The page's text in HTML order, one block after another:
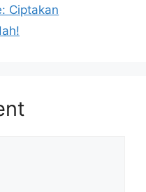
Ciptakan